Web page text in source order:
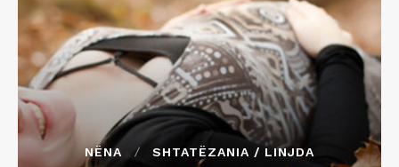
NËNA SHTATËZANIA / LINJDA